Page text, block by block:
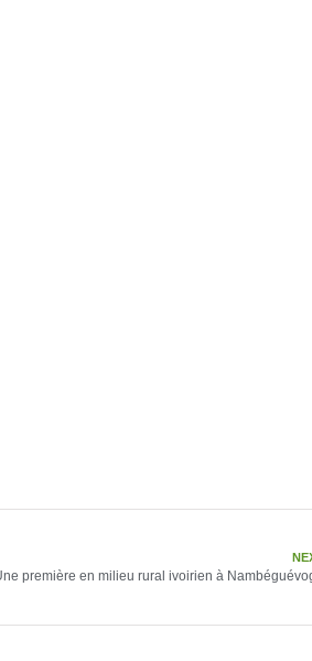
première en milieu rural ivoirien à